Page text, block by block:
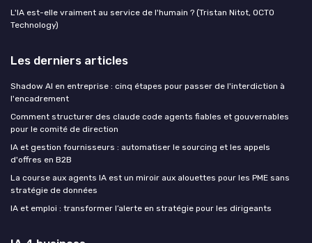
L'IA est-elle vraiment au service de l'humain ? (Tristan Nitot, OCTO
Technology)
Les derniers articles
Shadow AI en entreprise : cinq étapes pour passer de l'interdiction à
l'encadrement
Comment structurer des claude code agents fiables et gouvernables
pour le comité de direction
IA et gestion fournisseurs : automatiser le sourcing et les appels
d'offres en B2B
La course aux agents IA est un miroir aux alouettes pour les PME sans
stratégie de données
IA et emploi : transformer l’alerte en stratégie pour les dirigeants